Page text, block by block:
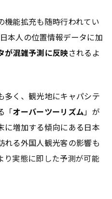
機能拡充も随時行われてい
本人の位置情報データに加
が混雑予測に反映されるよ
多く、観光地にキャパシテ
「オーバーツーリズム」が
に増加する傾向にある日本
れる外国人観光客の影響も
り実態に即した予測が可能